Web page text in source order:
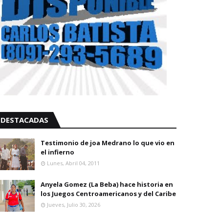
DESTACADAS
Testimonio de joa Medrano lo que vio en
el infierno
Lunes, Abril 04, 2011
Anyela Gomez (La Beba) hace historia en
los Juegos Centroamericanos y del Caribe
Jueves, Julio 30, 2026